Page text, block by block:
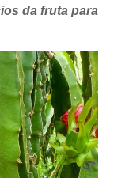
da fruta para